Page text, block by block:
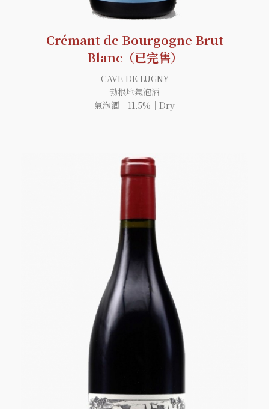
Crémant de Bourgogne Brut
Blanc（已完售）
CAVE DE LUGNY
勃根地氣泡酒
氣泡酒｜11.5%｜Dry